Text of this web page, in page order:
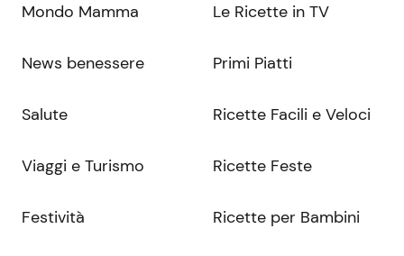
Mondo Mamma
News benessere
Salute
Viaggi e Turismo
Festività
Le Ricette in TV
Primi Piatti
Ricette Facili e Veloci
Ricette Feste
Ricette per Bambini